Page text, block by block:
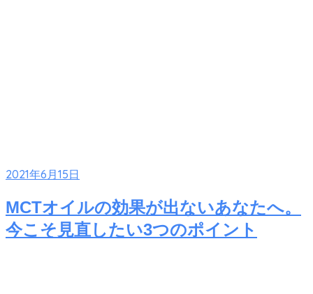
2021年6月15日
MCTオイルの効果が出ないあなたへ。
今こそ見直したい3つのポイント